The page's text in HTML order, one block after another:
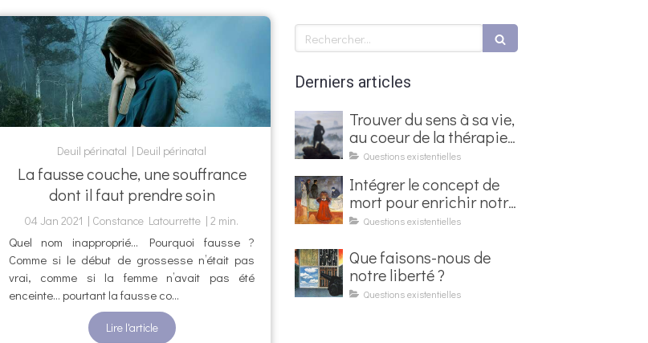
Deuil périnatal Deuil périnatal
La fausse couche, une souffrance
dont il faut prendre soin
04 Jan 2021 Constance Latourrette 2 min.
Quel nom inapproprié... Pourquoi fausse ?
Comme si le début de grossesse n’était pas
vrai, comme si la femme n’avait pas été
enceinte… pourtant la fausse co...
Lire l'article
Rechercher
Derniers articles
Trouver du sens à sa vie,
au coeur de la thérapie
existentielle
Questions existentielles
Intégrer le concept de
mort pour enrichir notre
vieQuestions existentielles
Que faisons-nous de
notre liberté ?
Questions existentielles